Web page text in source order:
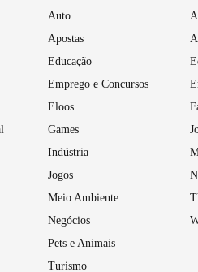
Auto
Apostas
Educação
Emprego e Concursos
Eloos
Games
Indústria
Jogos
Meio Ambiente
Negócios
Pets e Animais
Turismo